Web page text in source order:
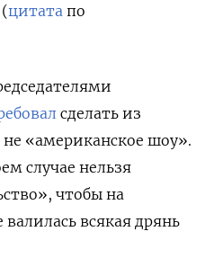
цитата по
сделать из
«американское шоу».
случае нельзя
чтобы на
валилась всякая дрянь